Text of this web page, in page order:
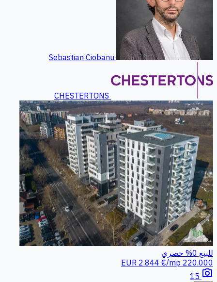
Sebastian Ciobanu
CHESTERTONS
للبيع 0%
حصري
220.000 EUR
2.844 €/mp
photo_camera